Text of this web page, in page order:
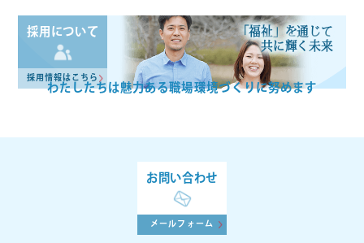
採用について
採用情報はこちら
「福祉」を通じて
共に輝く未来
わたしたちは魅力ある職場環境づくりに努めます
お問い合わせ
メールフォーム